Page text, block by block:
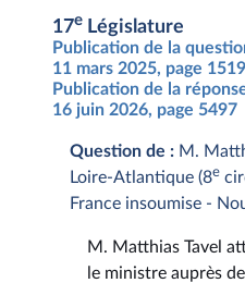
17e Législature
Publication de la
11 mars 2025, page 1519
Publication de la
16 juin 2026, page 5497
Question de : M.
Loire-Atlantique (8e
France insoumise -
M. Matthias Tavel
le ministre auprès